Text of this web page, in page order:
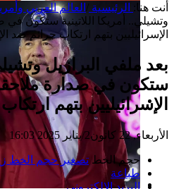
إصدار جديد
أنت هنا: الرئيسية العالم العربي
وتشيلي.. أمريكا اللاتينية ستكون في
الإسرائيليين بتهم ارتكاب جرائم ضد
بعد ملفي البرازيل
ستكون في صدارة
الإسرائيليين بتهم
الأربعاء, 22 كانون2/يناير 2025 16:03
حجم الخط تصغير حجم الخط
طباعة
البريد الإلكتروني